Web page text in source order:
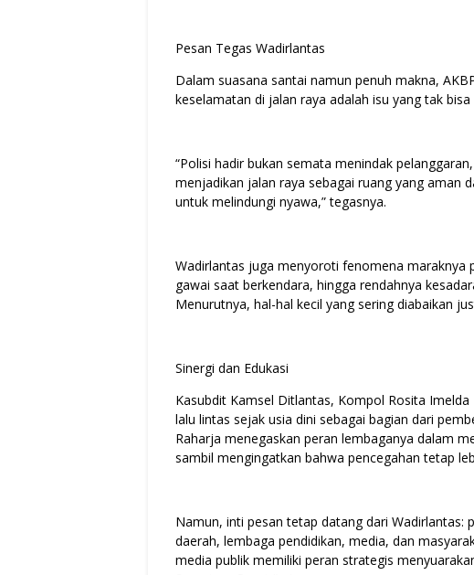
Pesan Tegas Wadirlantas
Dalam suasana santai namun penuh makna,
keselamatan di jalan raya adalah isu yang tak bisa
“Polisi hadir bukan semata menindak
menjadikan jalan raya sebagai ruang yang aman
untuk melindungi nyawa,” tegasnya.
Wadirlantas juga menyoroti fenomena maraknya
gawai saat berkendara, hingga rendahnya
Menurutnya, hal-hal kecil yang sering diabaikan
Sinergi dan Edukasi
Kasubdit Kamsel Ditlantas, Kompol Rosita
lalu lintas sejak usia dini sebagai bagian dari
Raharja menegaskan peran lembaganya dalam
sambil mengingatkan bahwa pencegahan tetap
Namun, inti pesan tetap datang dari Wadirlantas:
daerah, lembaga pendidikan, media, dan
media publik memiliki peran strategis